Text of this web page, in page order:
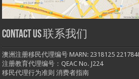
Contact us 联系我们
澳洲注册移民代理编号 MARN: 2318125
注册教育代理编号：QEAC No. J224
移民代理行为准则 消费者指南